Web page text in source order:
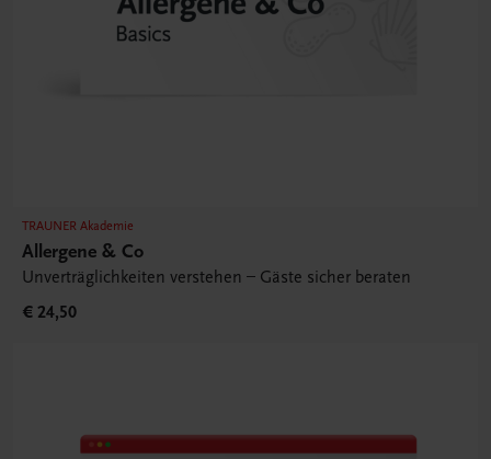
TRAUNER Akademie
Allergene & Co
Unverträglichkeiten verstehen – Gäste sicher beraten
€ 24,50